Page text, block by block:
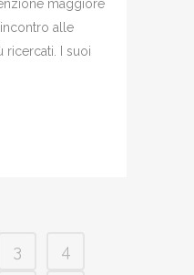
maggiore
alle
ricercati. I suoi
3
4